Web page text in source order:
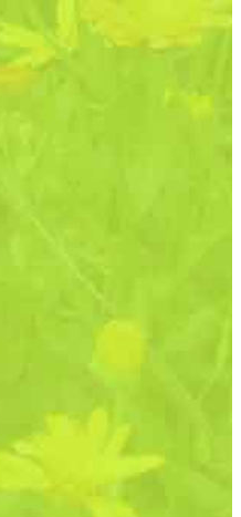
Neues Sofa für
Ferienwohnung
Silberdistel
26. Mai 2025